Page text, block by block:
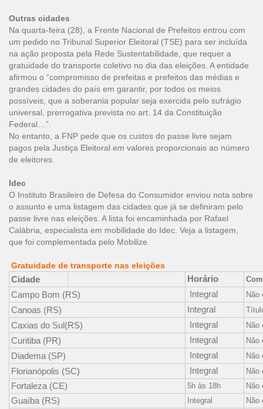
Outras cidades
Na quarta-feira (28), a Frente Nacional de Prefeitos entrou com
um pedido no Tribunal Superior Eleitoral (TSE) para ser incluída
na ação proposta pela Rede Sustentabilidade, que requer a
gratuidade do transporte coletivo no dia das eleições. A entidade
afirmou o “compromisso de prefeitas e prefeitos das médias e
grandes cidades do país em garantir, por todos os meios
possíveis, que a soberania popular seja exercida pelo sufrágio
universal, prerrogativa prevista no art. 14 da Constituição
Federal…”.
No entanto, a FNP pede que os custos do passe livre sejam
pagos pela Justiça Eleitoral em valores proporcionais ao número
de eleitores.
Idec
O Instituto Brasileiro de Defesa do Consumidor enviou nota sobre
o assunto e uma listagem das cidades que já se definiram pelo
passe livre nas eleições. A lista foi encaminhada por Rafael
Calábria, especialista em mobilidade do Idec. Veja a listagem,
que foi complementada pelo Mobilize.
Gratuidade de transporte nas eleições
Cidade
Horário
Campo Bom (RS) Integral Não
Canoas (RS) Integral
Caxias do Sul(RS) Integral Não
Curitiba (PR) Integral Não
Diadema (SP) Integral Não
Florianópolis (SC) Integral Não
Fortaleza (CE) 5h às 18h Não
Guaíba (RS) Integral Não